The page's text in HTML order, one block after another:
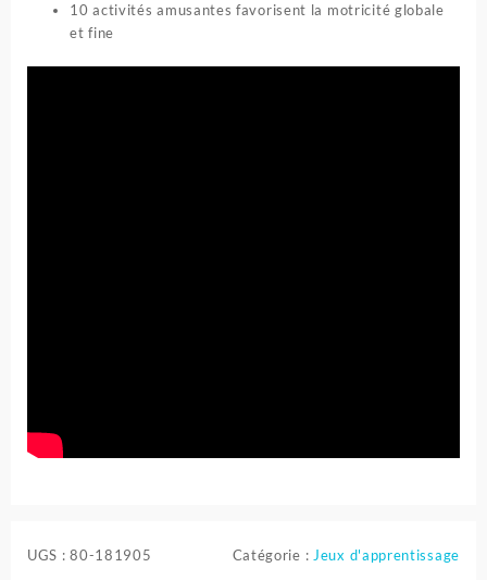
10 activités amusantes favorisent la motricité globale
et fine
UGS :80-181905 Catégorie : Jeux d'apprentissage